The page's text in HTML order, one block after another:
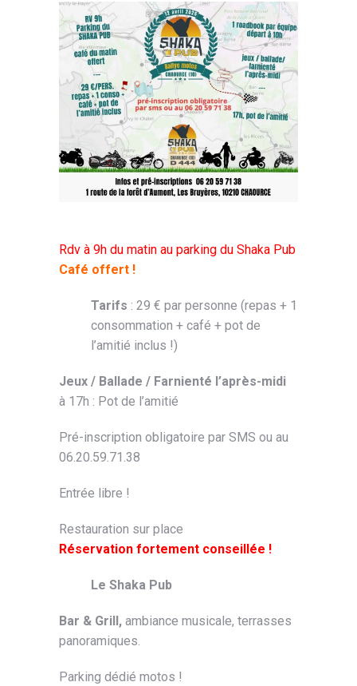
Rdv à 9h du matin au parking du Shaka Pub
Café offert !
Tarifs : 29 € par personne (repas + 1
consommation + café + pot de
l’amitié inclus !)
Jeux / Ballade / Farnienté l’après-midi
à 17h : Pot de l’amitié
Pré-inscription obligatoire par SMS ou au
06.20.59.71.38
Entrée libre !
Restauration sur place
Réservation fortement conseillée !
Le Shaka Pub
Bar & Grill, ambiance musicale, terrasses
panoramiques.
Parking dédié motos !